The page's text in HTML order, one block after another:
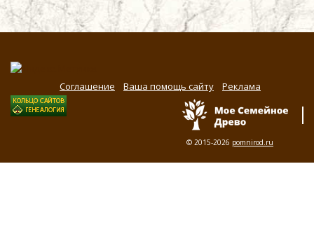
Соглашение Ваша помощь сайту Реклама
© 2015-2026 pomnirod.ru